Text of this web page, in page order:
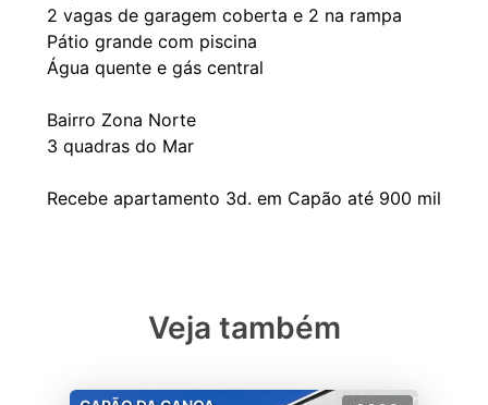
2 vagas de garagem coberta e 2 na rampa
Pátio grande com piscina
Água quente e gás central
Bairro Zona Norte
3 quadras do Mar
Veja também